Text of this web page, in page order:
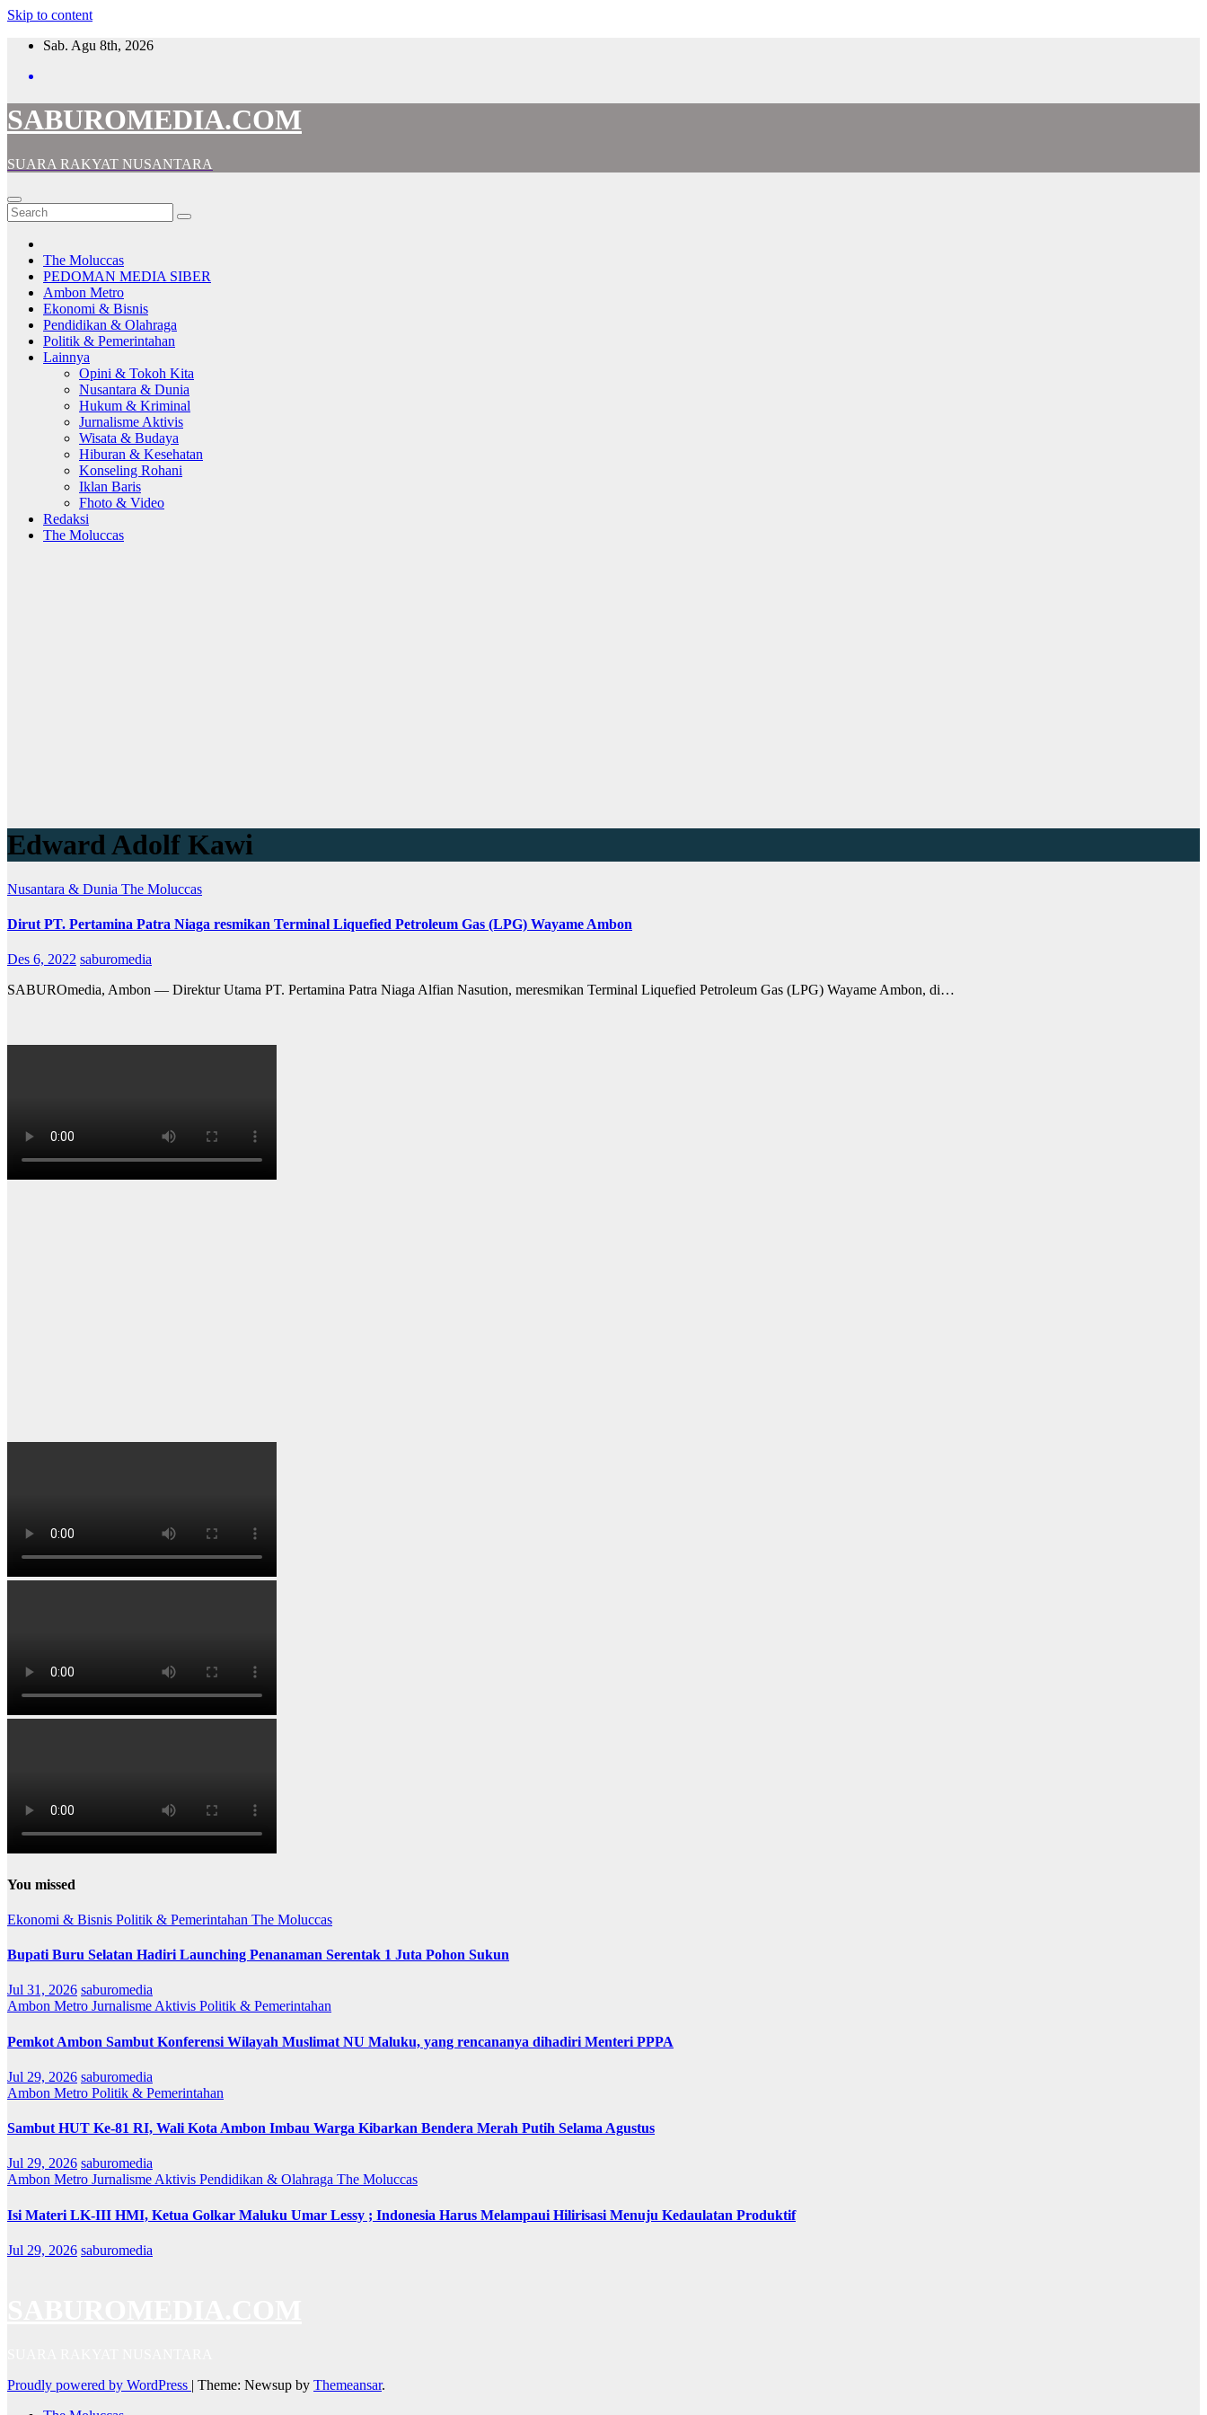
Skip to content
Sab. Agu 8th, 2026
SABUROMEDIA.COM
SUARA RAKYAT NUSANTARA
The Moluccas
PEDOMAN MEDIA SIBER
Ambon Metro
Ekonomi & Bisnis
Pendidikan & Olahraga
Politik & Pemerintahan
Lainnya
Opini & Tokoh Kita
Nusantara & Dunia
Hukum & Kriminal
Jurnalisme Aktivis
Wisata & Budaya
Hiburan & Kesehatan
Konseling Rohani
Iklan Baris
Fhoto & Video
Redaksi
The Moluccas
Edward Adolf Kawi
Nusantara & Dunia The Moluccas
Dirut PT. Pertamina Patra Niaga resmikan Terminal Liquefied Petroleum Gas (LPG) Wayame Ambon
Des 6, 2022 saburomedia
SABUROmedia, Ambon — Direktur Utama PT. Pertamina Patra Niaga Alfian Nasution, meresmikan Terminal Liquefied Petroleum Gas (LPG) Wayame Ambon, di…
You missed
Ekonomi & Bisnis Politik & Pemerintahan The Moluccas
Bupati Buru Selatan Hadiri Launching Penanaman Serentak 1 Juta Pohon Sukun
Jul 31, 2026 saburomedia
Ambon Metro Jurnalisme Aktivis Politik & Pemerintahan
Pemkot Ambon Sambut Konferensi Wilayah Muslimat NU Maluku, yang rencananya dihadiri Menteri PPPA
Jul 29, 2026 saburomedia
Ambon Metro Politik & Pemerintahan
Sambut HUT Ke-81 RI, Wali Kota Ambon Imbau Warga Kibarkan Bendera Merah Putih Selama Agustus
Jul 29, 2026 saburomedia
Ambon Metro Jurnalisme Aktivis Pendidikan & Olahraga The Moluccas
Isi Materi LK-III HMI, Ketua Golkar Maluku Umar Lessy ; Indonesia Harus Melampaui Hilirisasi Menuju Kedaulatan Produktif
Jul 29, 2026 saburomedia
Proudly powered by WordPress | Theme: Newsup by Themeansar.